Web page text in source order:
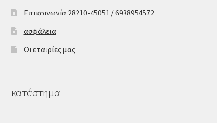
Επικοινωνία 28210-45051 / 6938954572
ασφάλεια
Οι εταιρίες μας
κατάστημα